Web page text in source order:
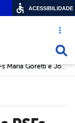
Acesso
Novos Médicos nos PSFs Maria Goretti e José Henrique da Silva
ACESSIBILIDADE